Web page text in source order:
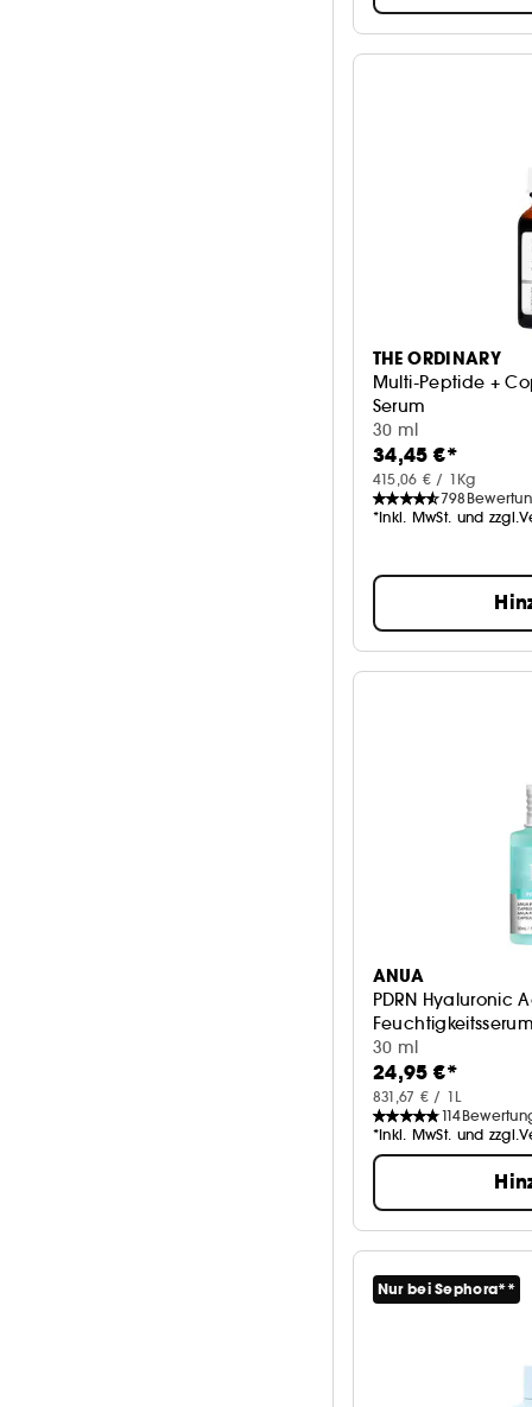
THE ORDINARY
Multi-Peptide +
Serum
30 ml
34,45 €*
415,06 € / 1Kg
798
*Inkl. MwSt. und
ANUA
PDRN Hyaluronic
30 ml
24,95 €*
831,67 € / 1L
114
*Inkl. MwSt. und
Nur bei Sephora**